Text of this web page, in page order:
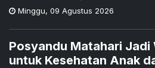
Minggu, 09 Agustus 2026
Posyandu Matahari Jadi
untuk Kesehatan Anak